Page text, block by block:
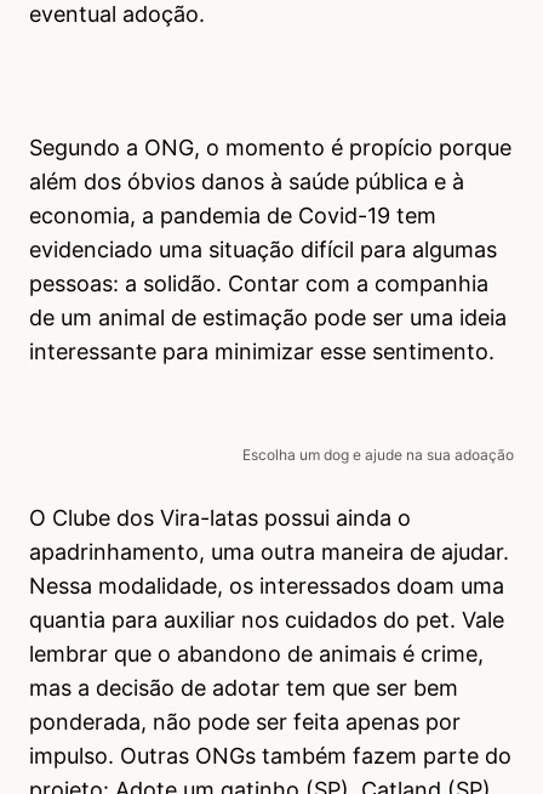
eventual adoção.
Segundo a ONG, o momento é propício porque
além dos óbvios danos à saúde pública e à
economia, a pandemia de Covid-19 tem
evidenciado uma situação difícil para algumas
pessoas: a solidão. Contar com a companhia
de um animal de estimação pode ser uma ideia
interessante para minimizar esse sentimento.
Escolha um dog e ajude na sua adoação
O Clube dos Vira-latas possui ainda o
apadrinhamento, uma outra maneira de ajudar.
Nessa modalidade, os interessados doam uma
quantia para auxiliar nos cuidados do pet. Vale
lembrar que o abandono de animais é crime,
mas a decisão de adotar tem que ser bem
ponderada, não pode ser feita apenas por
impulso. Outras ONGs também fazem parte do